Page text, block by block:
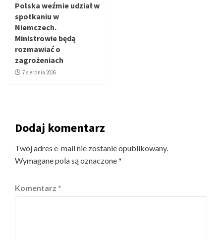
Polska weźmie udział w
spotkaniu w
Niemczech.
Ministrowie będą
rozmawiać o
zagrożeniach
7 sierpnia 2026
Dodaj komentarz
Twój adres e-mail nie zostanie opublikowany.
Wymagane pola są oznaczone*
Komentarz *